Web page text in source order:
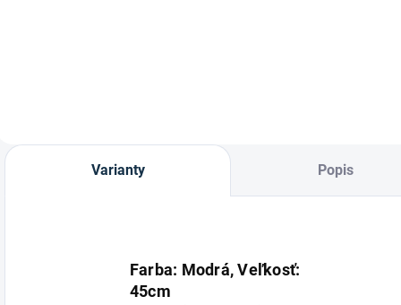
Varianty Popis
Farba: Modrá, Veľkosť:
45cm